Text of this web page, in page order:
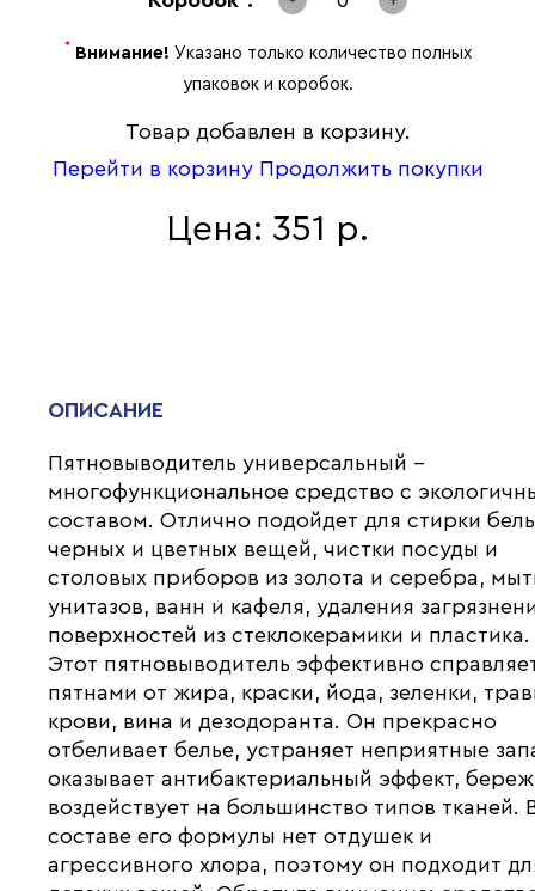
* Внимание! Указано только количество полных
упаковок и коробок.
Товар добавлен в корзину.
Перейти в корзину Продолжить покупки
Цена: 351 р.
ОПИСАНИЕ
Пятновыводитель универсальный –
многофункциональное средство с
составом. Отлично подойдет для стирки
черных и цветных вещей, чистки посуды и
столовых приборов из золота и серебра,
унитазов, ванн и кафеля, удаления
поверхностей из стеклокерамики и пластика.
Этот пятновыводитель эффективно
пятнами от жира, краски, йода, зеленки,
крови, вина и дезодоранта. Он прекрасно
отбеливает белье, устраняет неприятные
оказывает антибактериальный эффект,
воздействует на большинство типов тканей.
составе его формулы нет отдушек и
агрессивного хлора, поэтому он подходит